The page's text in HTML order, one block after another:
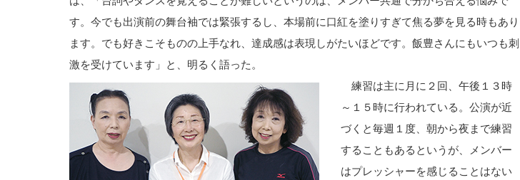
す。今でも出演前の舞台袖では緊張するし、本場前に口紅を塗りすぎて焦る夢を見る時もあり
ます。でも好きこそものの上手なれ、達成感は表現しがたいほどです。飯豊さんにもいつも刺
激を受けています」と、明るく語った。
練習は主に月に２回、午後１３時
～１５時に行われている。公演が近
づくと毎週１度、朝から夜まで練習
することもあるというが、メンバー
はプレッシャーを感じることはない